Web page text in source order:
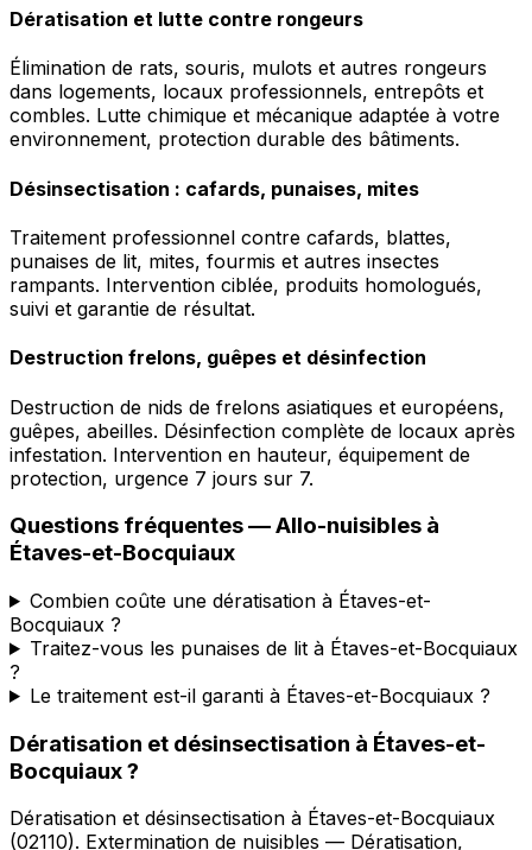
Dératisation et lutte contre rongeurs
Élimination de rats, souris, mulots et autres rongeurs
dans logements, locaux professionnels, entrepôts et
combles. Lutte chimique et mécanique adaptée à votre
environnement, protection durable des bâtiments.
Désinsectisation : cafards, punaises, mites
Traitement professionnel contre cafards, blattes,
punaises de lit, mites, fourmis et autres insectes
rampants. Intervention ciblée, produits homologués,
suivi et garantie de résultat.
Destruction frelons, guêpes et désinfection
Destruction de nids de frelons asiatiques et européens,
guêpes, abeilles. Désinfection complète de locaux après
infestation. Intervention en hauteur, équipement de
protection, urgence 7 jours sur 7.
Questions fréquentes —Allo-nuisibles à
Étaves-et-Bocquiaux
Combien coûte une dératisation à Étaves-et-
Bocquiaux ?
Traitez-vous les punaises de lit à Étaves-et-Bocquiaux
?
Le traitement est-il garanti à Étaves-et-Bocquiaux ?
Dératisation et désinsectisation à Étaves-et-
Bocquiaux?
Dératisation et désinsectisation à Étaves-et-Bocquiaux
(02110). Extermination de nuisibles — Dératisation,